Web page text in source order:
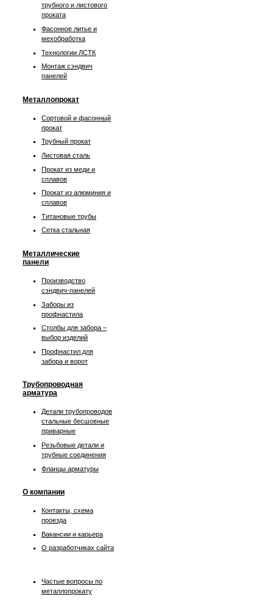
трубного и листового
проката
Фасонное литье и
мехобработка
Технологии ЛСТК
Монтаж сэндвич
панелей
Металлопрокат
Сортовой и фасонный
прокат
Трубный прокат
Листовая сталь
Прокат из меди и
сплавов
Прокат из алюминия и
сплавов
Титановые трубы
Сетка стальная
Металлические
панели
Производство
сэндвич-панелей
Заборы из
профнастила
Столбы для забора –
выбор изделий
Профнастил для
забора и ворот
Трубопроводная
арматура
Детали трубопроводов
стальные бесшовные
приварные
Резьбовые детали и
трубные соединения
Фланцы арматуры
О компании
Контакты, схема
проезда
Вакансии и карьера
О разработчиках сайта
Частые вопросы по
металлопрокату